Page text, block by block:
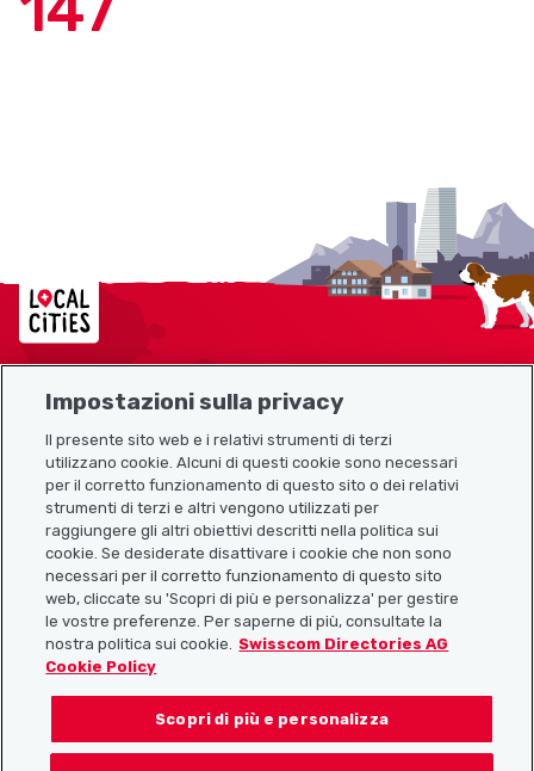
Localcities
Link utili
Scarica l’app Localcities
Seguiteci su:
Impostazioni sulla privacy
Il presente sito web e i relativi strumenti di terzi
utilizzano cookie. Alcuni di questi cookie sono necessari
per il corretto funzionamento di questo sito o dei relativi
strumenti di terzi e altri vengono utilizzati per
raggiungere gli altri obiettivi descritti nella politica sui
cookie. Se desiderate disattivare i cookie che non sono
necessari per il corretto funzionamento di questo sito
web, cliccate su 'Scopri di più e personalizza' per gestire
le vostre preferenze. Per saperne di più, consultate la
nostra politica sui cookie.
Swisscom Directories AG
Cookie Policy
Scopri di più e personalizza